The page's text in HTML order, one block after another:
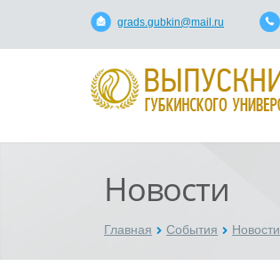
grads.gubkin@mail.ru
Новости
Главная События Новости